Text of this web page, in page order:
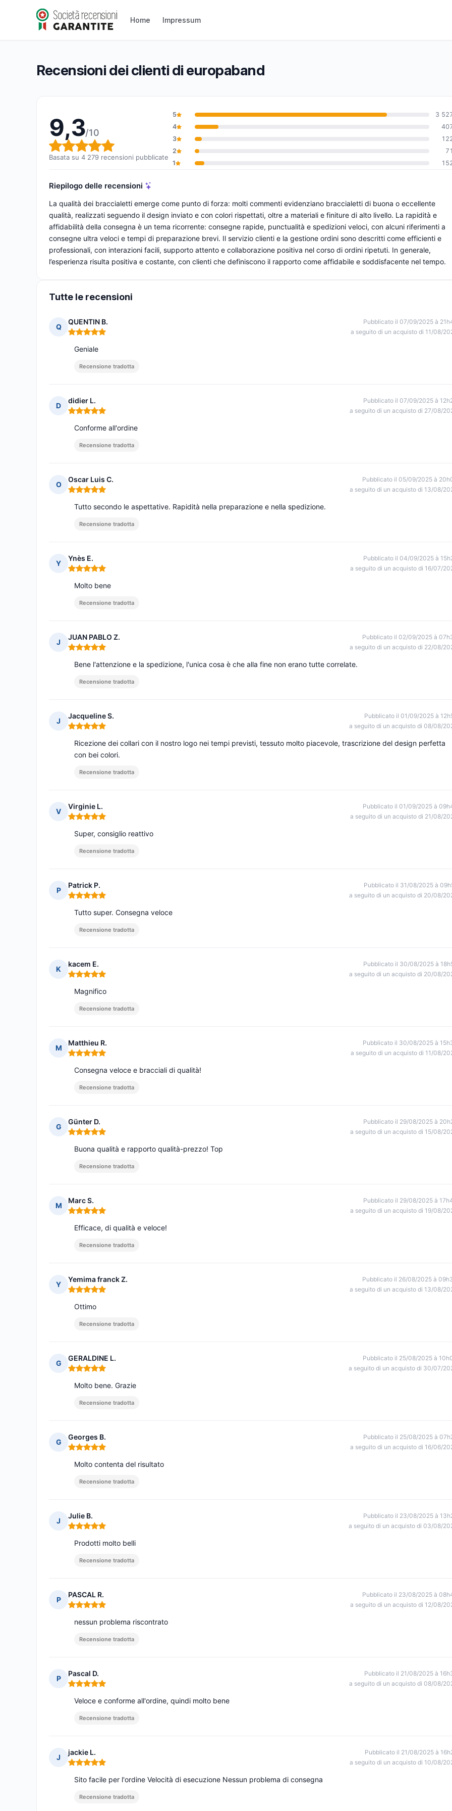
Home Impressum
europaband
Valutazione globale: 9,3 su 10
9,3/10(4 279 recensioni)
Recensioni dei clienti di europaband
9,3/10
Valutazione globale: 9,3 su 10
Basata su 4 279 recensioni pubblicate
5
3
4
3
2
71
1
Riepilogo delle recensioni
La qualità dei braccialetti emerge come punto di forza: molti commenti evidenziano braccialetti di buona o eccellente
qualità, realizzati seguendo il design inviato e con colori rispettati, oltre a materiali e finiture di alto livello. La rapidità e
affidabilità della consegna è un tema ricorrente: consegne rapide, punctualità e spedizioni veloci, con alcuni riferimenti a
consegne ultra veloci e tempi di preparazione brevi. Il servizio clienti e la gestione ordini sono descritti come efficienti e
professionali, con interazioni facili, supporto attento e collaborazione positiva nel corso di ordini ripetuti. In generale,
l’esperienza risulta positiva e costante, con clienti che definiscono il rapporto come affidabile e soddisfacente nel tempo.
Tutte le recensioni
Q
QUENTIN B.
Nota: 5 su 5
Pubblicato il 07/09/2025 à
a seguito di un acquisto di 11/08/
Geniale
Recensione tradotta
D
didier L.
Nota: 5 su 5
Pubblicato il 07/09/2025 à
a seguito di un acquisto di 27/08/
Conforme all'ordine
Recensione tradotta
O
Oscar Luis C.
Nota: 5 su 5
Pubblicato il 05/09/2025 à
a seguito di un acquisto di 13/08/
Tutto secondo le aspettative. Rapidità nella preparazione e nella spedizione.
Recensione tradotta
Y
Ynès E.
Nota: 5 su 5
Pubblicato il 04/09/2025 à
a seguito di un acquisto di 16/07/
Molto bene
Recensione tradotta
J
JUAN PABLO Z.
Nota: 5 su 5
Pubblicato il 02/09/2025 à
a seguito di un acquisto di 22/08/
Bene l'attenzione e la spedizione, l'unica cosa è che alla fine non erano tutte correlate.
Recensione tradotta
J
Jacqueline S.
Nota: 5 su 5
Pubblicato il 01/09/2025 à
a seguito di un acquisto di 08/08/
Ricezione dei collari con il nostro logo nei tempi previsti, tessuto molto piacevole, trascrizione del design perfetta
con bei colori.
Recensione tradotta
V
Virginie L.
Nota: 5 su 5
Pubblicato il 01/09/2025 à
a seguito di un acquisto di 21/08/
Super, consiglio reattivo
Recensione tradotta
P
Patrick P.
Nota: 5 su 5
Pubblicato il 31/08/2025 à
a seguito di un acquisto di 20/08/
Tutto super. Consegna veloce
Recensione tradotta
K
kacem E.
Nota: 5 su 5
Pubblicato il 30/08/2025 à
a seguito di un acquisto di 20/08/
Magnifico
Recensione tradotta
M
Matthieu R.
Nota: 5 su 5
Pubblicato il 30/08/2025 à
a seguito di un acquisto di 11/08/
Consegna veloce e bracciali di qualità!
Recensione tradotta
G
Günter D.
Nota: 5 su 5
Pubblicato il 29/08/2025 à
a seguito di un acquisto di 15/08/
Buona qualità e rapporto qualità-prezzo! Top
Recensione tradotta
M
Marc S.
Nota: 5 su 5
Pubblicato il 29/08/2025 à
a seguito di un acquisto di 19/08/
Efficace, di qualità e veloce!
Recensione tradotta
Y
Yemima franck Z.
Nota: 5 su 5
Pubblicato il 26/08/2025 à
a seguito di un acquisto di 13/08/
Ottimo
Recensione tradotta
G
GERALDINE L.
Nota: 5 su 5
Pubblicato il 25/08/2025 à
a seguito di un acquisto di 30/07/
Molto bene. Grazie
Recensione tradotta
G
Georges B.
Nota: 5 su 5
Pubblicato il 25/08/2025 à
a seguito di un acquisto di 16/06/
Molto contenta del risultato
Recensione tradotta
J
Julie B.
Nota: 5 su 5
Pubblicato il 23/08/2025 à
a seguito di un acquisto di 03/08/
Prodotti molto belli
Recensione tradotta
P
PASCAL R.
Nota: 5 su 5
Pubblicato il 23/08/2025 à
a seguito di un acquisto di 12/08/
nessun problema riscontrato
Recensione tradotta
P
Pascal D.
Nota: 5 su 5
Pubblicato il 21/08/2025 à
a seguito di un acquisto di 08/08/
Veloce e conforme all'ordine, quindi molto bene
Recensione tradotta
J
jackie L.
Nota: 5 su 5
Pubblicato il 21/08/2025 à
a seguito di un acquisto di 10/08/
Sito facile per l'ordine Velocità di esecuzione Nessun problema di consegna
Recensione tradotta